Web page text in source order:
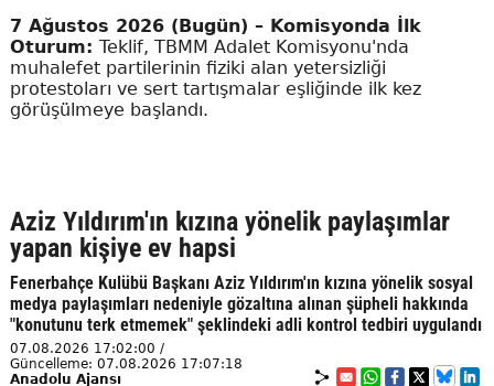
7 Ağustos 2026 (Bugün) – Komisyonda İlk
Oturum: Teklif, TBMM Adalet Komisyonu'nda
muhalefet partilerinin fiziki alan yetersizliği
protestoları ve sert tartışmalar eşliğinde ilk kez
görüşülmeye başlandı.
Aziz Yıldırım'ın kızına yönelik paylaşımlar
yapan kişiye ev hapsi
Fenerbahçe Kulübü Başkanı Aziz Yıldırım'ın kızına yönelik sosyal
medya paylaşımları nedeniyle gözaltına alınan şüpheli hakkında
"konutunu terk etmemek" şeklindeki adli kontrol tedbiri uygulandı
07.08.2026 17:02:00 /
Güncelleme: 07.08.2026 17:07:18
Anadolu Ajansı